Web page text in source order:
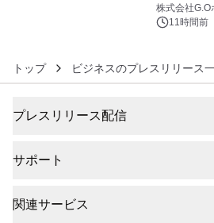
株式会社G.O
11時間前
トップ ビジネスのプレスリリース
プレスリリース配信
サポート
関連サービス